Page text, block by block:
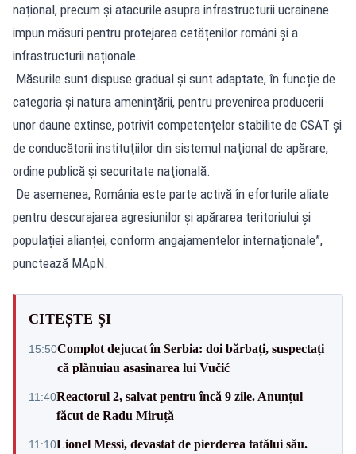
național, precum și atacurile asupra infrastructurii ucrainene
impun măsuri pentru protejarea cetățenilor români și a
infrastructurii naționale.
Măsurile sunt dispuse gradual și sunt adaptate, în funcție de
categoria și natura amenințării, pentru prevenirea producerii
unor daune extinse, potrivit competențelor stabilite de CSAT și
de conducătorii instituţiilor din sistemul naţional de apărare,
ordine publică şi securitate naţională.
De asemenea, România este parte activă în eforturile aliate
pentru descurajarea agresiunilor și apărarea teritoriului și
populației alianței, conform angajamentelor internaționale”,
punctează MApN.
CITEȘTE ȘI
15:50Complot dejucat în Serbia: doi bărbați, suspectați
că plănuiau asasinarea lui Vučić
11:40Reactorul 2, salvat pentru încă 9 zile. Anunțul
făcut de Radu Miruță
11:10Lionel Messi, devastat de pierderea tatălui său.